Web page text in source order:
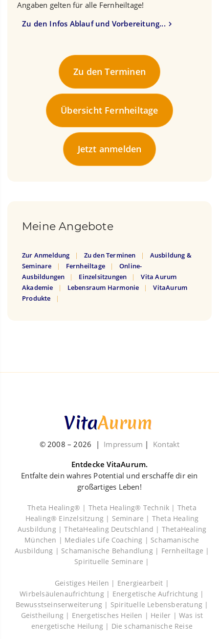
Angaben gelten für alle Fernheiltage!
Zu den Infos Ablauf und Vorbereitung...
Zu den Terminen
Übersicht Fernheiltage
Jetzt anmelden
Meine Angebote
Zur Anmeldung Zu den Terminen
Ausbildung &
Seminare
Fernheiltage
Online-
Ausbildungen
Einzelsitzungen
Vita Aurum
Akademie
Lebensraum Harmonie
VitaAurum
Produkte
© 2008 –2026 | Impressum | Kontakt
Entdecke VitaAurum.
Entfalte dein wahres Potential und erschaffe dir ein
großartiges Leben!
Theta Healing® | Theta Healing® Technik | Theta
Healing® Einzelsitzung | Seminare | Theta Healing
Ausbildung |ThetaHealing Deutschland | ThetaHealing
München | Mediales Life Coaching | Schamanische
Ausbildung | Schamanische Behandlung | Fernheiltage |
Spirituelle Seminare |
Geistiges Heilen | Energiearbeit |
Wirbelsäulenaufrichtung | Energetische Aufrichtung |
Bewusstseinserweiterung | Spirituelle Lebensberatung |
Geistheilung | Energetisches Heilen | Heiler | Was ist
energetische Heilung | Die schamanische Reise